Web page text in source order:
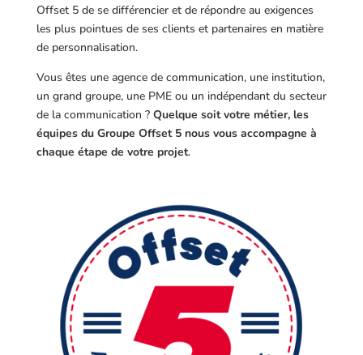
Offset 5 de se différencier et de répondre au exigences
les plus pointues de ses clients et partenaires en matière
de personnalisation.
Vous êtes une agence de communication, une institution,
un grand groupe, une PME ou un indépendant du secteur
de la communication ? Quelque soit votre métier, les
équipes du Groupe Offset 5 nous vous accompagne à
chaque étape de votre projet.